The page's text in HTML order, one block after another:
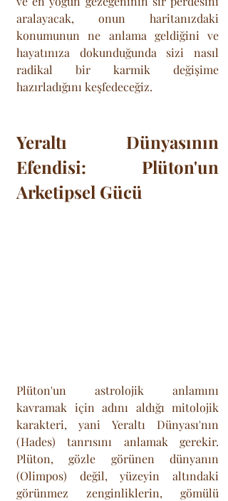
aralayacak, onun haritanızdaki
konumunun ne anlama geldiğini ve
hayatınıza dokunduğunda sizi nasıl
radikal bir karmik değişime
hazırladığını keşfedeceğiz.
Yeraltı Dünyasının
Efendisi: Plüton'un
Arketipsel Gücü
Plüton'un astrolojik anlamını
kavramak için adını aldığı mitolojik
karakteri, yani Yeraltı Dünyası'nın
(Hades) tanrısını anlamak gerekir.
Plüton, gözle görünen dünyanın
(Olimpos) değil, yüzeyin altındaki
görünmez zenginliklerin, gömülü